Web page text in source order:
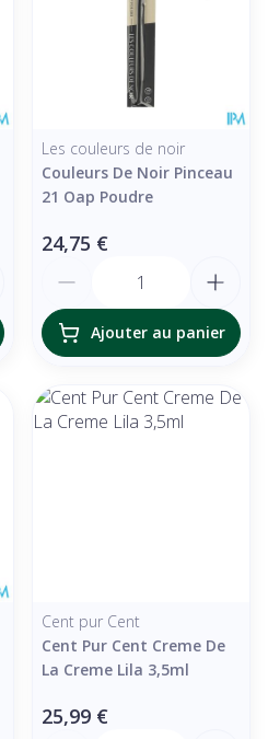
Les couleurs de noir
Couleurs De Noir Pinceau
21 Oap Poudre
24,75 €
Ajouter au panier
Cent pur Cent
Cent Pur Cent Creme De
La Creme Lila 3,5ml
25,99 €